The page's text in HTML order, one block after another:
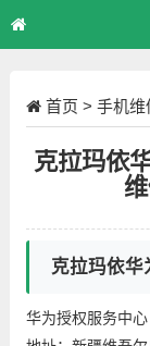
首页 > 手机维
克拉玛依
克拉玛依华
华为授权服务中心